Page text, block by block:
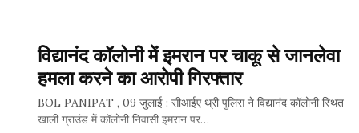
SHARE THIS...
विद्यानंद कॉलोनी में इमरान पर चाकू से जानलेवा
हमला करने का आरोपी गिरफ्तार
BOL PANIPAT , 09 जुलाई : सीआईए थ्री पुलिस ने विद्यानंद कॉलोनी स्थित
खाली ग्राउंड में कॉलोनी निवासी इमरान पर…